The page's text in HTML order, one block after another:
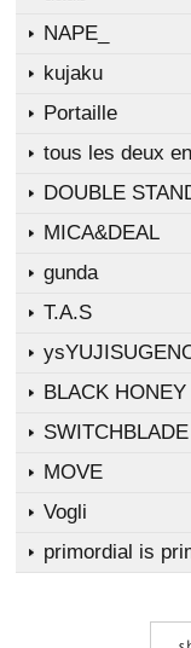
NAPE_
kujaku
Portaille
tous les deux
DOUBLE
MICA&DEAL
gunda
T.A.S
BLACK
SWITCHBLADE
MOVE
Vogli
primordial is